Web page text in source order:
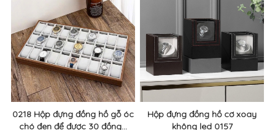
0218 Hộp đựng đồng hồ gỗ óc
chó đen để được 30 đồng...
Hộp đựng đồng hồ cơ xoay
không led 0157